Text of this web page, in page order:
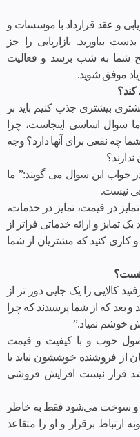
و عقد قرارداد با موسسات و
بیاورید. بازاریابی را جز
شما به شب برسد و فعالیت
موفق شوید.
کند؟
بیشتری جذب کنیم باید بر
سوال اساسی اینجاست، چرا
چه نفعی برای آنها دارد؟ وجه
جواب این سوال می گویند:” ما
نیست.
تمایز در قیمت، تمایز در خدمات،
تمایز و ارائه خدماتی فراتر از
کاری کنید که مشتریان از شما
هست؟
کالایی را یک جایی دور تر از
که از شما پرسیدند که چرا
خوشم نمیاد.”
خوب و با کیفیت و قیمت
از فروشنده خوششون نیاید یا
قرار نیست افزایش فروشی
و سوخت می‌شود فقط به خاطر
ارتباط برقرار و او را متقاعد